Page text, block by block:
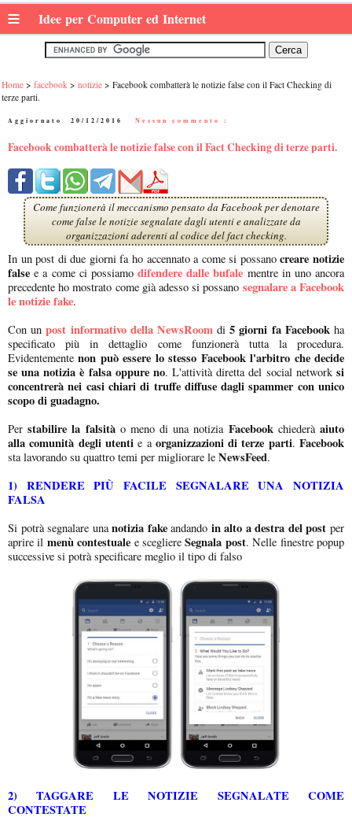
≡ Idee per Computer ed Internet
Home facebook notizie
Facebook combatterà le notizie false con il Fact Checking di
terze parti.
Aggiornato: 20/12/2016 Nessun commento :
Facebook combatterà le notizie false con il Fact Checking di terze parti.
Come funzionerà il meccanismo pensato da Facebook per denotare
come false le notizie segnalate dagli utenti e analizzate da
organizzazioni aderenti al codice del fact checking.
In un post di due giorni fa ho accennato a come si possanocreare notizie
false e a come ci possiamo difendere dalle bufale mentre in uno ancora
precedente ho mostrato come già adesso si possano segnalare a Facebook
le notizie fake.
Con unpost informativo della NewsRoomdi5 giorni fa Facebookha
specificato più in dettaglio come funzionerà tutta la procedura.
Evidentemente non può essere lo stesso Facebook l'arbitro che decide
se una notizia è falsa oppure no. L'attività diretta del social network si
concentrerà nei casi chiari di truffe diffuse dagli spammer con unico
scopo di guadagno.
Perstabilire la falsitào meno di una notiziaFacebookchiederàaiuto
alla comunità degli utentie a organizzazioni di terze parti.Facebook
sta lavorando su quattro temi per migliorare le NewsFeed.
1) RENDERE PIÙ FACILE SEGNALARE UNA NOTIZIA
FALSA
Si potrà segnalare unanotizia fakeandando in alto a destra del post per
aprire il menù contestuale e scegliereSegnala post. Nelle finestre popup
successive si potrà specificare meglio il tipo di falso
2) TAGGARE LE NOTIZIE SEGNALATE COME
CONTESTATE